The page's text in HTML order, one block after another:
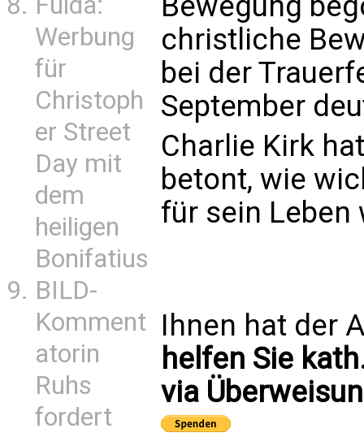
Werbung
für
Christoph
er Street
Day mit
dem
heiligen
Bonifatius
BILD-
Komment
atorin
Ruhs
fordert
christliche
bei der
September
Charlie Kirk
betont, wie
für sein Leben
Ihnen hat der
helfen Sie
via